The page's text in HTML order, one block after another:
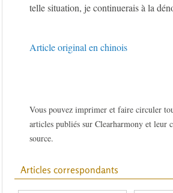
telle situation, je continuerais à la
Article original en chinois
Vous pouvez imprimer et faire circuler
articles publiés sur Clearharmony et leur
source.
Articles correspondants